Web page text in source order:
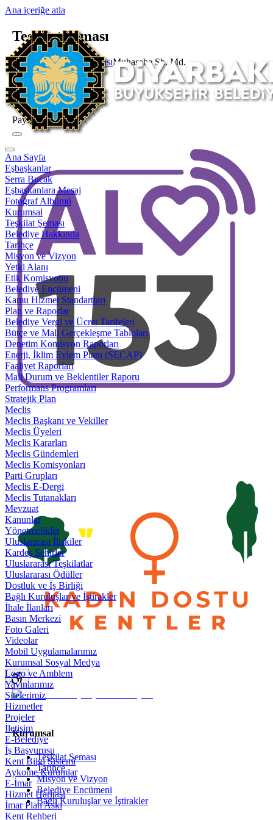
Ana içeriğe atla
Ana Sayfa
Eşbaşkanlar
Serra Bucak
Eşbaşkanlara Mesaj
Fotoğraf Albümü
Kurumsal
Teşkilat Şeması
Belediye Hakkında
Tarihçe
Misyon ve Vizyon
Yetki Alanı
Etik Komisyonu
Belediye Encümeni
Kamu Hizmet Standartları
Plan ve Raporlar
Belediye Vergi ve Ücret Tarifeleri
Bütçe ve Mali Gerçekleşme Tabloları
Denetim Komisyon Raporları
Enerji, İklim Eylem Planı (SECAP)
Faaliyet Raporları
Mali Durum ve Beklentiler Raporu
Performans Programları
Stratejik Plan
Meclis
Meclis Başkanı ve Vekiller
Meclis Üyeleri
Meclis Kararları
Meclis Gündemleri
Meclis Komisyonları
Parti Grupları
Meclis E-Dergi
Meclis Tutanakları
Mevzuat
Kanunlar
Yönetmelikler
Uluslararası İlişkiler
Kardeş Şehirler
Uluslararası Teşkilatlar
Uluslararası Ödüller
Dostluk ve İş Birliği
Bağlı Kuruluşlar ve İştirakler
İhale İlanları
Basın Merkezi
Foto Galeri
Videolar
Mobil Uygulamalarımız
Kurumsal Sosyal Medya
Logo ve Amblem
Yayınlarımız
Sitelerimiz
Hizmetler
Projeler
İletişim
E-Belediye
İş Başvurusu
Kent Bilgi Sistemi
Aykome Kurumlar
E-İmar
Hizmet Haritası
İmar Plan Askı
Kent Rehberi
Teşkilat Şeması
Ana SayfaTeşkilat ŞemasıMuhasebe Şb. Md.
Şube Müdürlüğü
Muhasebe Şb. Md.
Paylaş
Kurumsal
Teşkilat Şeması
Tarihçe
Misyon ve Vizyon
Belediye Encümeni
Bağlı Kuruluşlar ve İştirakler